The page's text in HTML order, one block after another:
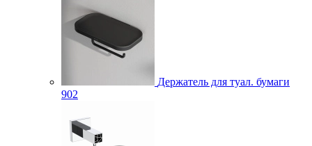
Держатель для туал. бумаги
902